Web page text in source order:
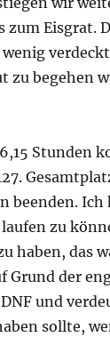
zu
haben, das
Grund der
und
sehr lange in
Zieleinlauf
feiern durfte
werde. Ein
und
die zu